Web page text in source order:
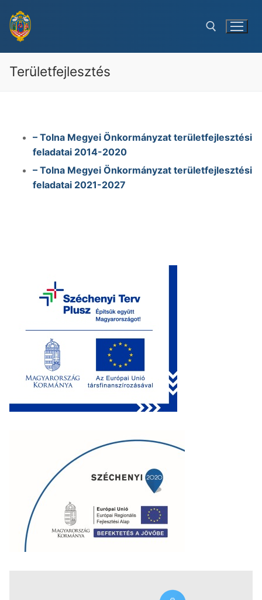
tartalomra
Keresése:
Területfejlesztés
– Tolna Megyei Önkormányzat területfejlesztési
feladatai 2014-2020
– Tolna Megyei Önkormányzat területfejlesztési
feladatai 2021-2027